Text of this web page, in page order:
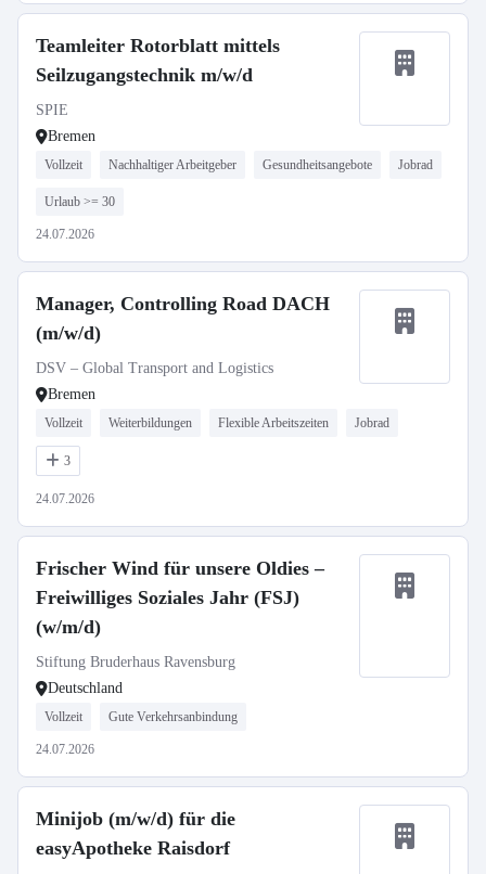
Teamleiter Rotorblatt mittels
Seilzugangstechnik m/w/d
SPIE
Bremen
Vollzeit Nachhaltiger Arbeitgeber Gesundheitsangebote Jobrad
Urlaub >= 30
24.07.2026
Manager, Controlling Road DACH
(m/w/d)
DSV – Global Transport and Logistics
Bremen
Vollzeit Weiterbildungen Flexible Arbeitszeiten Jobrad
3
24.07.2026
Frischer Wind für unsere Oldies –
Freiwilliges Soziales Jahr (FSJ)
(w/m/d)
Stiftung Bruderhaus Ravensburg
Deutschland
Vollzeit Gute Verkehrsanbindung
24.07.2026
Minijob (m/w/d) für die
easyApotheke Raisdorf